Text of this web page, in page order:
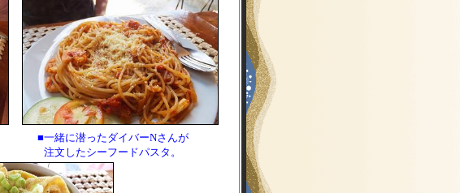
■一緒に潜ったダイバーNさんが
注文したシーフードパスタ。